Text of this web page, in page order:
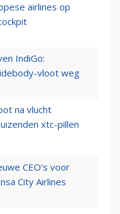
airlines op
IndiGo:
vloot weg
na vlucht
xtc-pillen
CEO’s voor
City Airlines